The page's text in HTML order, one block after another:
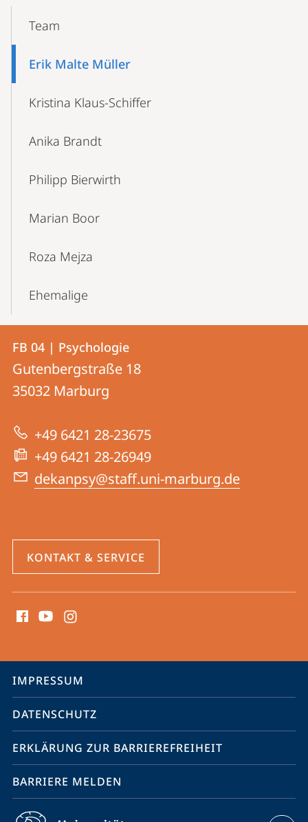
Navigation
Team
Erik Malte Müller
Kristina Klaus-Schiffer
Anika Brandt
Philipp Bierwirth
Marian Boor
Roza Mejza
Ehemalige
Kontakt
und
Informationen
zur
Website
Kontaktinformationen
FB
04
Psychologie
FB 04 | Psychologie
Gutenbergstraße 18
35032 Marburg
+49 6421 28-23675
+49 6421 28-26949
dekanpsy@staff.uni-marburg.de
KONTAKT & SERVICE
Media
Service-
Navigation
IMPRESSUM
DATENSCHUTZ
ERKLÄRUNG ZUR BARRIEREFREIHEIT
BARRIERE MELDEN